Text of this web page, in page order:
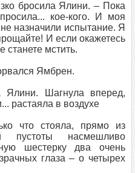
бросила Ялини. – Пока
кое‑кого. И моя
назначили испытание. Я
И если окажетесь
мстить.
Ямбрен.
Шагнула вперед,
растаяла в воздухе
что стояла, прямо из
пустоты насмешливо
шестерку два очень
глаза – о четырех